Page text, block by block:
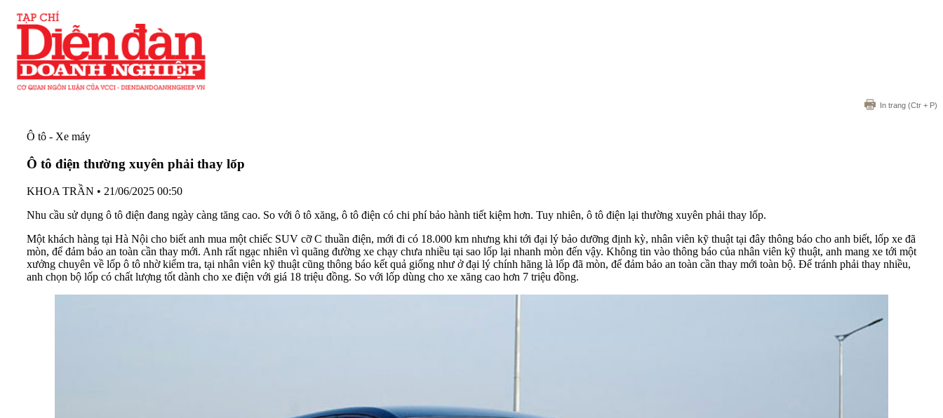
In trang (Ctr + P)
Ô tô - Xe máy
Ô tô điện thường xuyên phải thay lốp
KHOA TRẦN • 21/06/2025 00:50
Nhu cầu sử dụng ô tô điện đang ngày càng tăng cao. So với ô tô xăng, ô tô điện có chi phí bảo hành tiết kiệm hơn. Tuy nhiên, ô tô điện lại thường xuyên phải thay lốp.
Một khách hàng tại Hà Nội cho biết anh mua một chiếc SUV cỡ C thuần điện, mới đi có 18.000 km nhưng khi tới đại lý bảo dưỡng định kỳ, nhân viên kỹ thuật tại đây thông báo cho anh biết, lốp xe đã
mòn, để đảm bảo an toàn cần thay mới. Anh rất ngạc nhiên vì quãng đường xe chạy chưa nhiều tại sao lốp lại nhanh mòn đến vậy. Không tin vào thông báo của nhân viên kỹ thuật, anh mang xe tới một
xưởng chuyên về lốp ô tô nhờ kiểm tra, tại nhân viên kỹ thuật cũng thông báo kết quả giống như ở đại lý chính hãng là lốp đã mòn, để đảm bảo an toàn cần thay mới toàn bộ. Để tránh phải thay nhiều,
anh chọn bộ lốp có chất lượng tốt dành cho xe điện với giá 18 triệu đồng. So với lốp dùng cho xe xăng cao hơn 7 triệu đồng.